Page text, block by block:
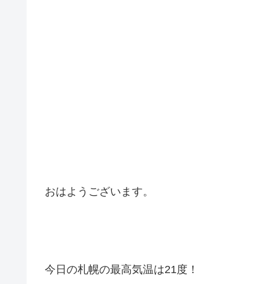
おはようございます。
今日の札幌の最高気温は21度！